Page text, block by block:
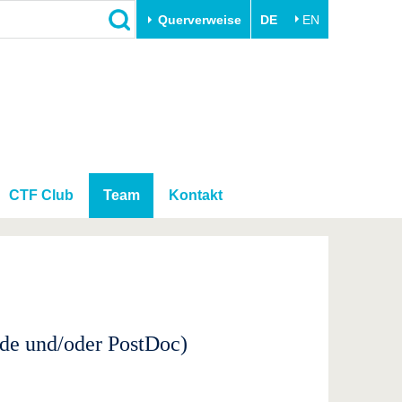
Querverweise DE EN
Innovative Transferprojekte
Sport & Gesundheit
BTU & Region erleben
CTF Club Team Kontakt
und/oder PostDoc)